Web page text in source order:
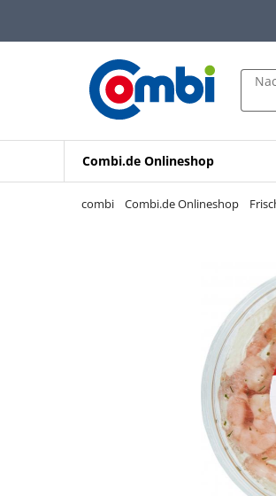
Zur Navigation springen
Zur Suche springen
Combi.de Onlineshop
combi Combi.de Onlineshop